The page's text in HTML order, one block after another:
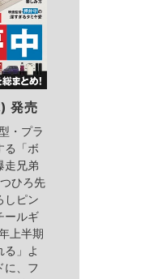
発売
・プラ
る「ボ
走兄弟
ひろ先
しピン
ールギ
上半期
る」よ
に、フ